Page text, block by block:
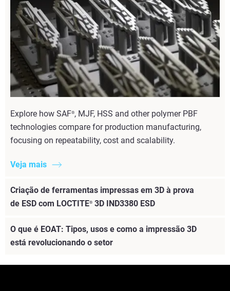
Explore how SAF®, MJF, HSS and other polymer PBF
technologies compare for production manufacturing,
focusing on repeatability, cost and scalability.
Veja mais
Criação de ferramentas impressas em 3D à prova
de ESD com LOCTITE® 3D IND3380 ESD
O que é EOAT: Tipos, usos e como a impressão 3D
está revolucionando o setor